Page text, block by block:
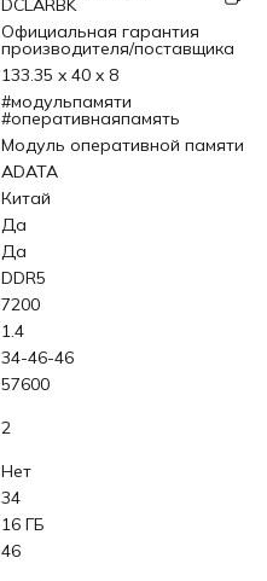
DCLARBK
Официальная гарантия
производителя/поставщика
133.35 x 40 x 8
#модульпамяти
#оперативнаяпамять
Модуль оперативной памяти
ADATA
Китай
Да
Да
DDR5
7200
1.4
34-46-46
57600
2
Нет
34
16 ГБ
46